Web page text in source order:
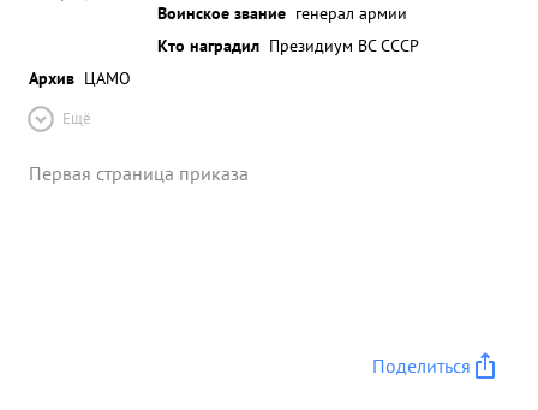
Воинское звание генерал армии
Кто наградил Президиум ВС СССР
Архив ЦАМО
Ещё
Первая страница приказа
Поделиться